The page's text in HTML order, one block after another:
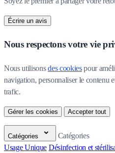
Écrire un avis
Nous respectons votre vie
Nous utilisons des cookies pour
navigation, personnaliser le contenu
trafic.
Gérer les cookies Accepter tout
Catégories
Catégories
Usage Unique Désinfection et